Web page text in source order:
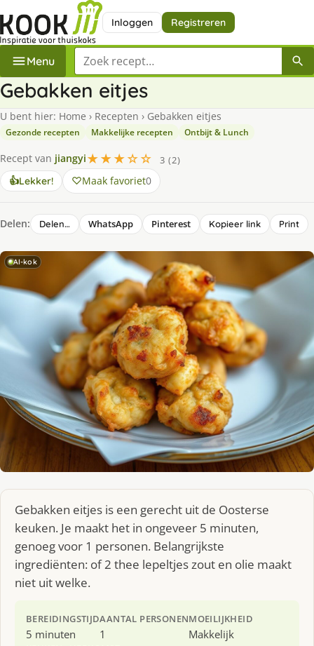
Inloggen Registreren
Menu Zoek een recept
Gebakken eitjes
U bent hier: Home › Recepten › Gebakken eitjes
Gezonde recepten Makkelijke recepten Ontbijt & Lunch
Recept van jiangyi★★★☆☆
3 (2)
👍Lekker! Maak favoriet0
Delen: Delen… WhatsApp Pinterest Kopieer link Print
AI-kok
Gebakken eitjes is een gerecht uit de Oosterse
keuken. Je maakt het in ongeveer 5 minuten,
genoeg voor 1 personen. Belangrijkste
ingrediënten: of 2 thee lepeltjes zout en olie maakt
niet uit welke.
BEREIDINGSTIJD
5 minuten
AANTAL PERSONEN
1
MOEILIJKHEID
Makkelijk